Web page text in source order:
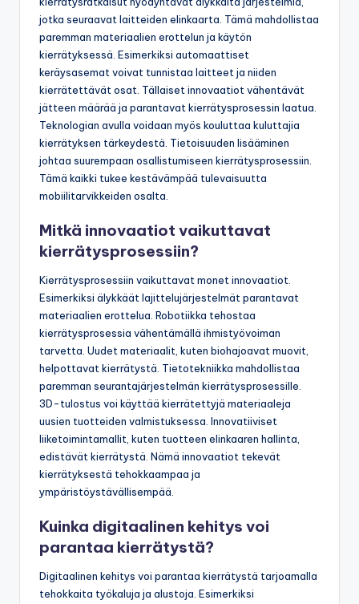
jotka seuraavat laitteiden elinkaarta. Tämä mahdollistaa
paremman materiaalien erottelun ja käytön
kierrätyksessä. Esimerkiksi automaattiset
keräysasemat voivat tunnistaa laitteet ja niiden
kierrätettävät osat. Tällaiset innovaatiot vähentävät
jätteen määrää ja parantavat kierrätysprosessin laatua.
Teknologian avulla voidaan myös kouluttaa kuluttajia
kierrätyksen tärkeydestä. Tietoisuuden lisääminen
johtaa suurempaan osallistumiseen kierrätysprosessiin.
Tämä kaikki tukee kestävämpää tulevaisuutta
mobiilitarvikkeiden osalta.
Mitkä innovaatiot vaikuttavat
kierrätysprosessiin?
Kierrätysprosessiin vaikuttavat monet innovaatiot.
Esimerkiksi älykkäät lajittelujärjestelmät parantavat
materiaalien erottelua. Robotiikka tehostaa
kierrätysprosessia vähentämällä ihmistyövoiman
tarvetta. Uudet materiaalit, kuten biohajoavat muovit,
helpottavat kierrätystä. Tietotekniikka mahdollistaa
paremman seurantajärjestelmän kierrätysprosessille.
3D-tulostus voi käyttää kierrätettyjä materiaaleja
uusien tuotteiden valmistuksessa. Innovatiiviset
liiketoimintamallit, kuten tuotteen elinkaaren hallinta,
edistävät kierrätystä. Nämä innovaatiot tekevät
kierrätyksestä tehokkaampaa ja
ympäristöystävällisempää.
Kuinka digitaalinen kehitys voi
parantaa kierrätystä?
Digitaalinen kehitys voi parantaa kierrätystä tarjoamalla
tehokkaita työkaluja ja alustoja. Esimerkiksi